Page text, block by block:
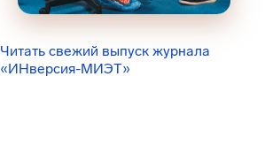
Читать свежий выпуск журнала
«ИНверсия-МИЭТ»